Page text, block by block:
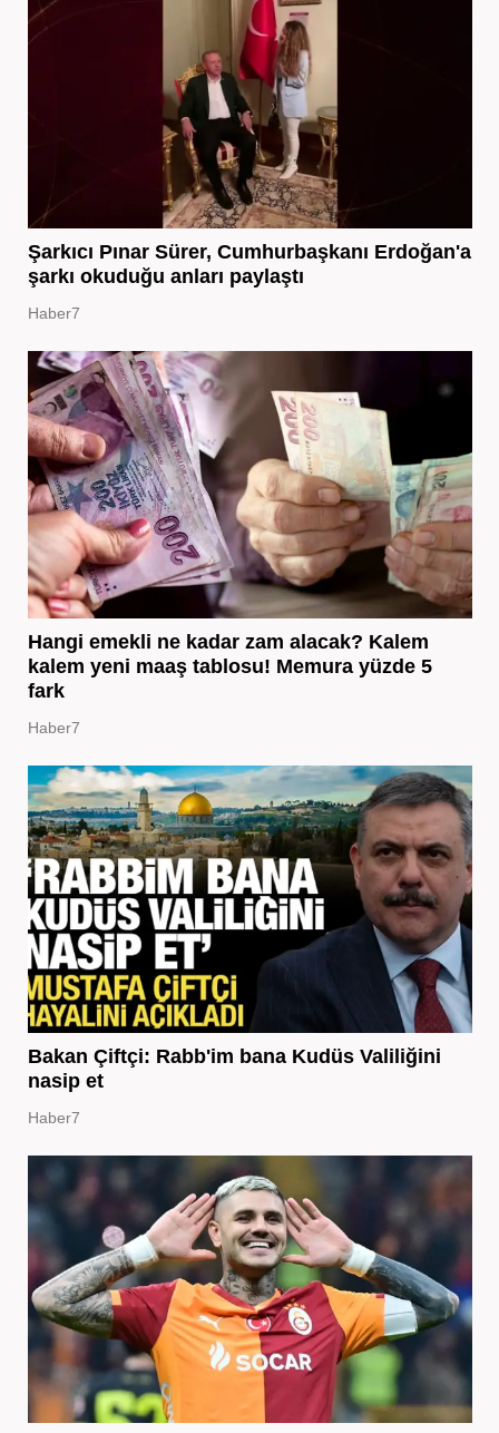
Şarkıcı Pınar Sürer, Cumhurbaşkanı Erdoğan'a
şarkı okuduğu anları paylaştı
Haber7
Hangi emekli ne kadar zam alacak? Kalem
kalem yeni maaş tablosu! Memura yüzde 5
fark
Haber7
Bakan Çiftçi: Rabb'im bana Kudüs Valiliğini
nasip et
Haber7